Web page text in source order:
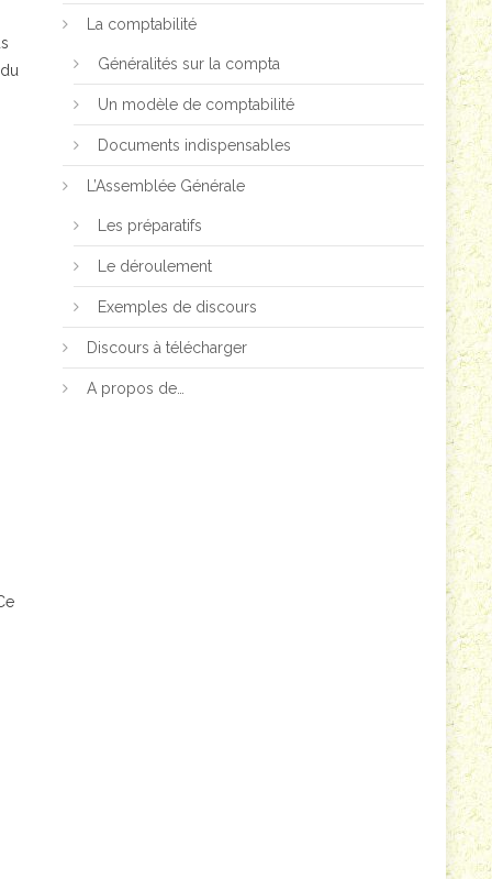
La comptabilité
Généralités sur la compta
Un modèle de comptabilité
Documents indispensables
L’Assemblée Générale
Les préparatifs
Le déroulement
Exemples de discours
Discours à télécharger
A propos de…